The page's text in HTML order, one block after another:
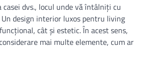
dvs., locul unde vă întâlniți cu
design interior luxos pentru living
cât și estetic. În acest sens,
mai multe elemente, cum ar